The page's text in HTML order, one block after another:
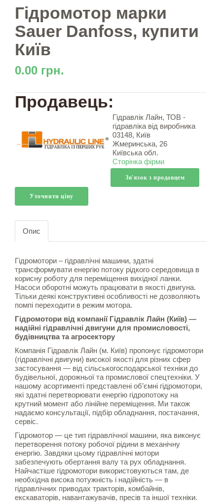
Гідромотор марки
Sauer Danfoss, купити
Київ
0.00 грн.
Продавець:
Гідравлік Лайн, ТОВ -
гідравліка від виробника
03148, Київ
Жмеринська, 26
Київська обл.
Сторінка фірми
Зв'язок з продавцем
Уточнити ціну
Опис
Гідромотори – гідравлічні машини, здатні
трансформувати енергію потоку рідкого середовища в
корисну роботу для переміщення вихідної ланки.
Насоси оборотні можуть працювати в якості двигуна.
Тільки деякі конструктивні особливості не дозволяють
помпі переходити в режим мотора.
Гідромотори від компанії Гідравлік Лайн (Київ) —
надійні гідравлічні двигуни для промисловості,
будівництва та агросектору
Компанія Гідравлік Лайн (м. Київ) пропонує гідромотори
(гідравлічні двигуни) високої якості для різних сфер
застосування — від сільськогосподарської техніки до
будівельної, дорожньої та промислової спецтехніки. У
нашому асортименті представлені об’ємні гідромотори,
які здатні перетворювати енергію гідропотоку на
крутний момент або лінійне переміщення. Ми також
надаємо консультації, підбір обладнання, постачання,
сервіс.
Гідромотор — це тип гідравлічної машини, яка виконує
перетворення потоку робочої рідини в механічну
енергію. Завдяки цьому гідравлічні мотори
забезпечують обертання валу та рух обладнання.
Найчастіше гідромотори використовуються там, де
необхідна висока потужність і надійність — в
гідравлічних приводах тракторів, комбайнів,
екскаваторів, навантажувачів, пресів та іншої техніки.